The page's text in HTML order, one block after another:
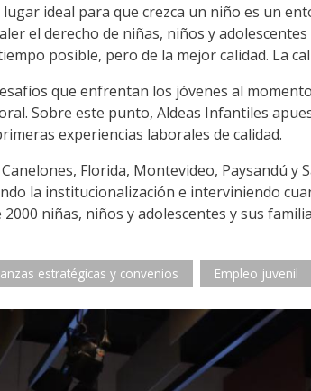
ideal para que crezca un niño es un
el derecho de niñas, niños y
posible, pero de la mejor calidad. La
que enfrentan los jóvenes al
Sobre este punto, Aldeas Infantiles
experiencias laborales de calidad.
Florida, Montevideo, Paysandú y
la institucionalización e interviniendo
niñas, niños y adolescentes y sus
estratégicas y convenios Empleo juvenil